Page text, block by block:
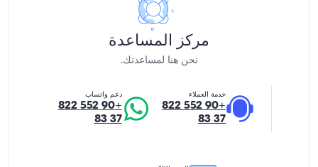
مركز المساعدة
نحن هنا لمساعدتك.
خدمة العملاء
+90 552 822
37 83
دعم واتساب
+90 552 822
37 83